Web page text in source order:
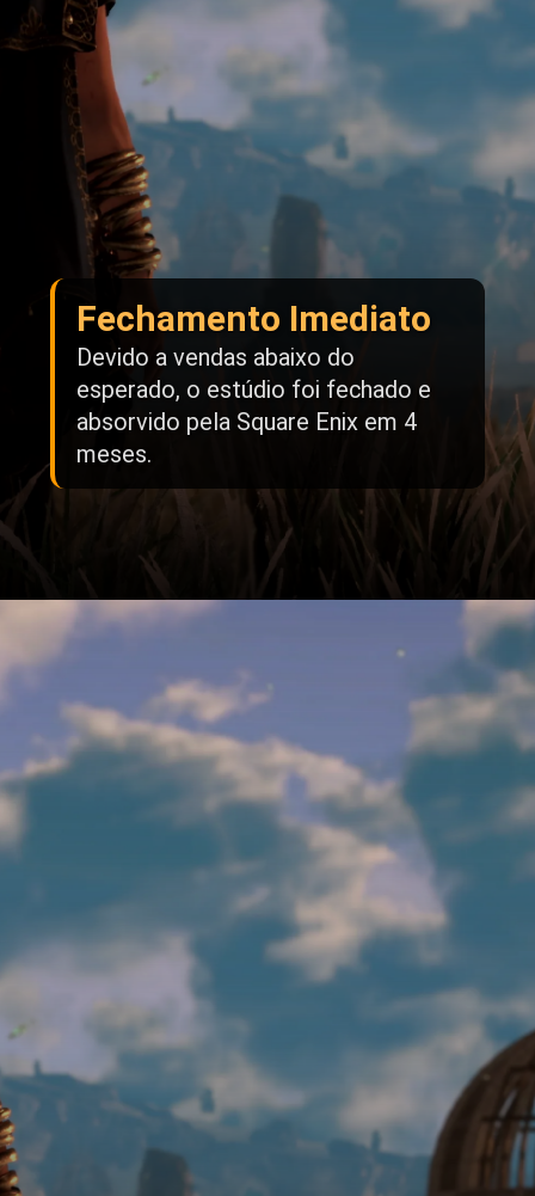
Fechamento Imediato
Devido a vendas abaixo do
esperado, o estúdio foi fechado e
absorvido pela Square Enix em 4
meses.